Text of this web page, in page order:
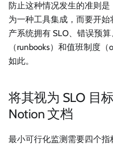
防止这种情况发生的准则
为一种工具集成，而要开
产系统拥有 SLO、错误预
（runbooks）和值班制度
如此。
将其视为 SLO 目
Notion 文档
最小可行化监测需要四个